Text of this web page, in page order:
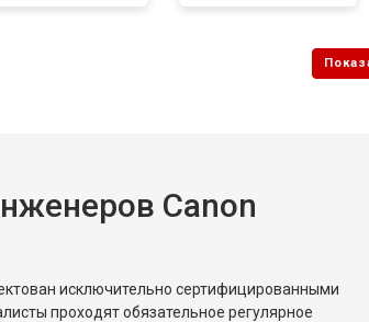
Canon
исключительно сертифицированными
проходят обязательное регулярное